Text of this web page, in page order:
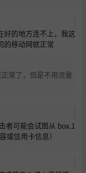
好的地方连不上，我这
的移动网就正常
常了，但是不用流量
者可能会试图从 box.1
或信用卡信息）